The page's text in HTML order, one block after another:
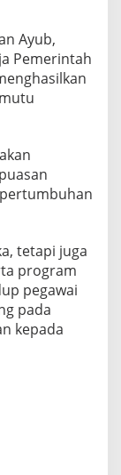
Ayub,
Pemerintah
tetapi juga
program
pegawai
pada
kepada